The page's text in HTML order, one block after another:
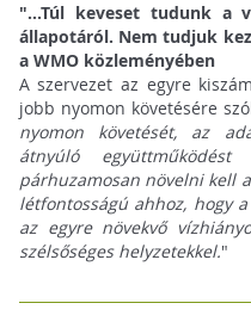
"...Túl keveset tudunk a
állapotáról. Nem tudjuk
a WMO közleményében
A szervezet az egyre
jobb nyomon követésére
nyomon követését, az
átnyúló
párhuzamosan növelni kell
létfontosságú ahhoz, hogy
az egyre növekvő
szélsőséges helyzetekkel."